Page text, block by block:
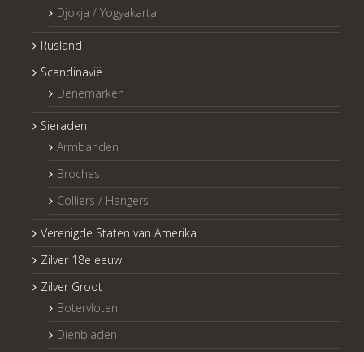
Djokja / Yogyakarta
Rusland
Scandinavië
Denemarken
Sieraden
Armbanden
Broches
Colliers / Hangers
Verenigde Staten van Amerika
Zilver 18e eeuw
Zilver Groot
Botervloten
Dienbladen